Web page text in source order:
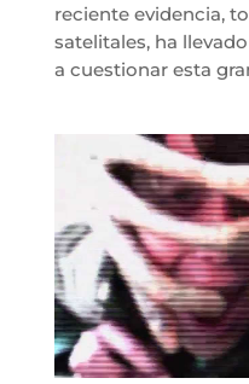
reciente evidencia,
satelitales, ha
a cuestionar esta